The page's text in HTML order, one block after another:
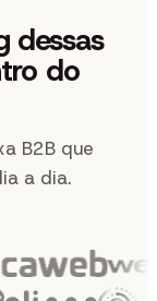
dessas
do
B2B que
a dia.